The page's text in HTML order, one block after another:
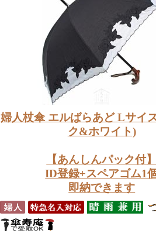
婦人杖傘 エルばらあど Lサイ
ク&ホワイト)
【あんしんパック付】
ID登録+スペアゴム1個
即納できます